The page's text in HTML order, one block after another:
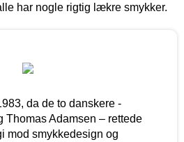
har nogle rigtig lækre smykker.
da de to danskere -
Thomas Adamsen – rettede
mod smykkedesign og